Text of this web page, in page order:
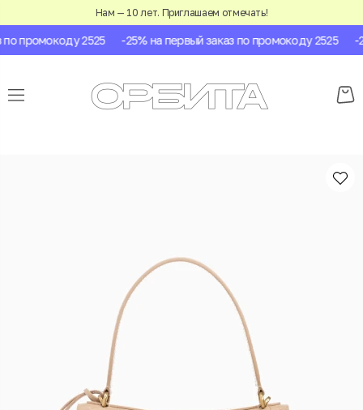
Нам — 10 лет. Приглашаем отмечать!
промокоду 2525 -25% на первый заказ по промокоду 2525 -